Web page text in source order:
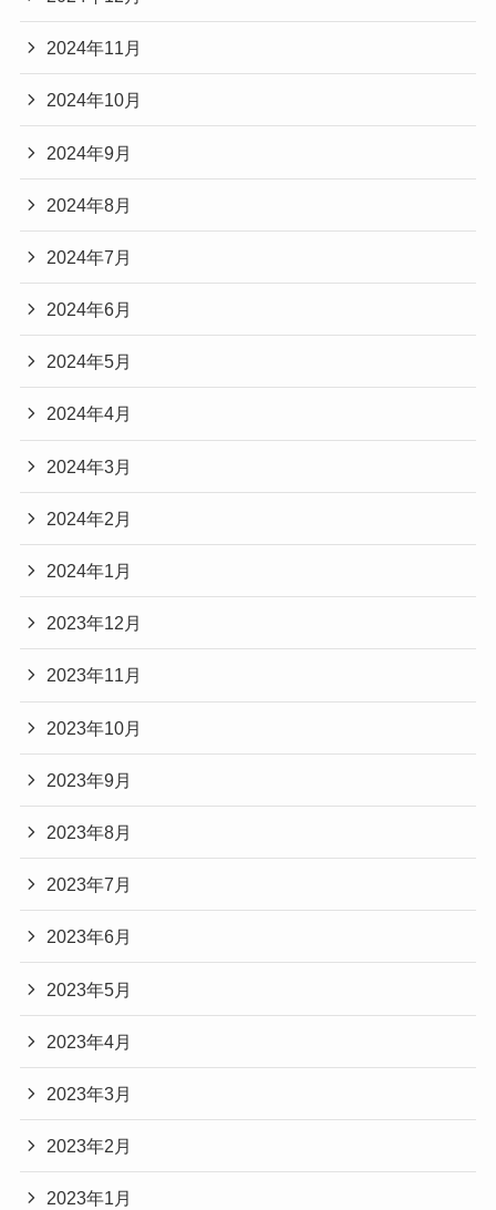
2024年11月
2024年10月
2024年9月
2024年8月
2024年7月
2024年6月
2024年5月
2024年4月
2024年3月
2024年2月
2024年1月
2023年12月
2023年11月
2023年10月
2023年9月
2023年8月
2023年7月
2023年6月
2023年5月
2023年4月
2023年3月
2023年2月
2023年1月